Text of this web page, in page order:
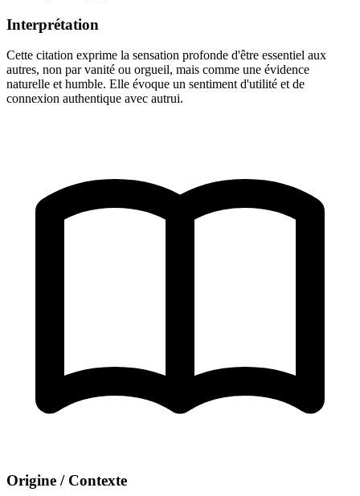
Interprétation
Cette citation exprime la sensation profonde d'être essentiel aux
autres, non par vanité ou orgueil, mais comme une évidence
naturelle et humble. Elle évoque un sentiment d'utilité et de
connexion authentique avec autrui.
Origine / Contexte